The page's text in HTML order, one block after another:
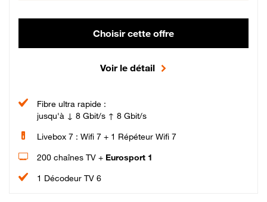
Choisir cette offre
Voir le détail
Fibre ultra rapide :
jusqu'à ↓ 8 Gbit/s ↑ 8 Gbit/s
Livebox 7 : Wifi 7 + 1 Répéteur Wifi 7
200 chaînes TV + Eurosport 1
1 Décodeur TV 6